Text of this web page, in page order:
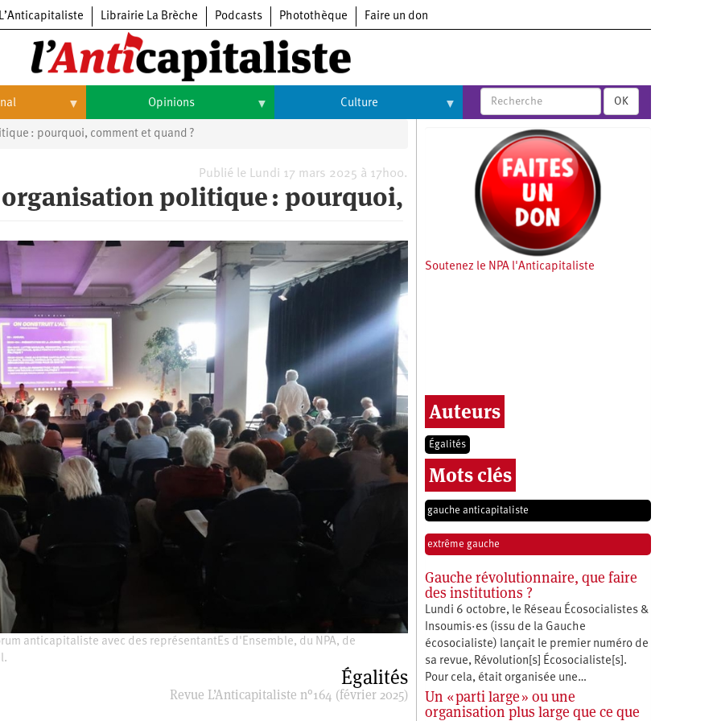
L’Anticapitaliste Librairie La Brèche Podcasts Photothèque Faire un don
Opinions
Opinions
Culture
Arts
Cinéma
Expositions
Livres
OK
: pourquoi, comment et quand ?
Publié le Lundi 17 mars 2025 à 17h00.
politique : pourquoi,
anticapitaliste avec des représentantEs d'Ensemble, du NPA, de
Égalités
Revue L’Anticapitaliste n°164 (février 2025)
Soutenez le NPA l'Anticapitaliste
Auteurs
Égalités
Mots clés
gauche anticapitaliste
extrême gauche
Gauche révolutionnaire, que faire
des institutions ?
Lundi 6 octobre, le Réseau Écosocialistes &
Insoumis·es (issu de la Gauche
écosocialiste) lançait le premier numéro de
sa revue, Révolution[s] Écosocialiste[s].
Pour cela, était organisée une…
Un « parti large » ou une
organisation plus large que ce que